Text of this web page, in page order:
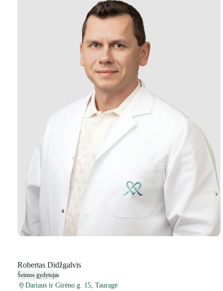
Robertas Didžgalvis
Šeimos gydytojas
Dariaus ir Girėno g. 15, Tauragė